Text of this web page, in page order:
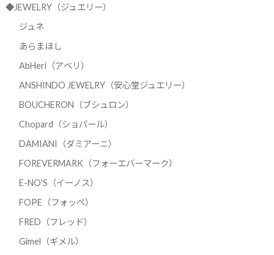
◆JEWELRY（ジュエリー）
ジュネ
あらまほし
AbHeri（アベリ）
ANSHINDO JEWELRY（安心堂ジュエリー）
BOUCHERON（ブシュロン）
Chopard（ショパール）
DAMIANI（ダミアーニ）
FOREVERMARK（フォーエバーマーク）
E-NO'S（イーノス）
FOPE（フォッペ）
FRED（フレッド）
Gimel（ギメル）